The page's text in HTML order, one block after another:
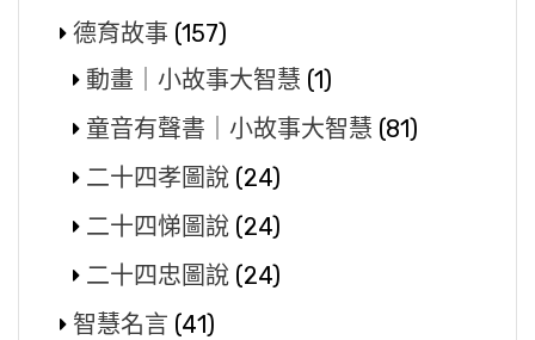
德育故事 (157)
動畫｜小故事大智慧 (1)
童音有聲書｜小故事大智慧 (81)
二十四孝圖說 (24)
二十四悌圖說 (24)
二十四忠圖說 (24)
智慧名言 (41)